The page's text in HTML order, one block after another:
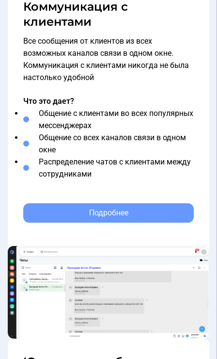
клиентами
Все сообщения от клиентов из всех
возможных каналов связи в одном окне.
Коммуникация с клиентами никогда не была
настолько удобной
Общение с клиентами во всех популярных
мессенджерах
Общение со всех каналов связи в одном
окне
Распределение чатов с клиентами между
сотрудниками